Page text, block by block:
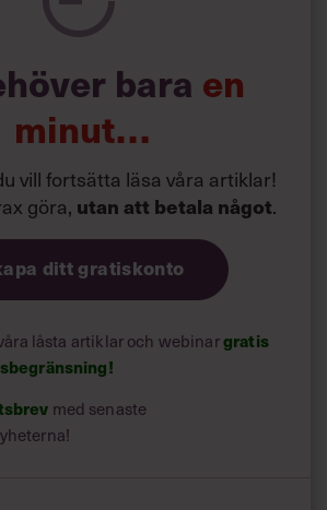
att de slösar med arbetstiden
tidsslöseriet har minskat med 20
undersökningen 2005.
bara en
minut…
vill fortsätta läsa våra artiklar!
göra, utan att betala något.
ditt gratiskonto
låsta artiklar och webinargratis
med senaste